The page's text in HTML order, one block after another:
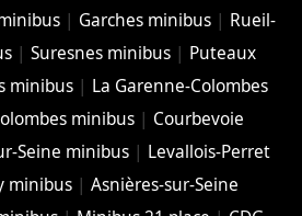
| Garches minibus | Rueil-
|Suresnes minibus | Puteaux
minibus| La Garenne-Colombes
minibus | Courbevoie
Seine minibus| Levallois-Perret
minibus| Asnières-sur-Seine